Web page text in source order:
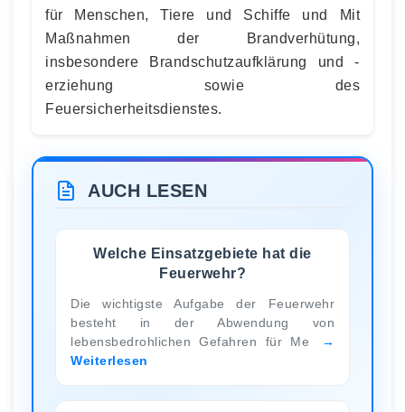
für Menschen, Tiere und Schiffe und Mit
Maßnahmen der Brandverhütung,
insbesondere Brandschutzaufklärung und -
erziehung sowie des
Feuersicherheitsdienstes.
AUCH LESEN
Welche Einsatzgebiete hat die
Feuerwehr?
Die wichtigste Aufgabe der Feuerwehr
besteht in der Abwendung von
lebensbedrohlichen Gefahren für Me
Weiterlesen